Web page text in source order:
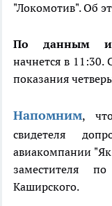
"Локомотив". Об
По данным
начнется в 11:30.
показания
Напомним,
свидетеля
авиакомпании
заместителя
Каширского.